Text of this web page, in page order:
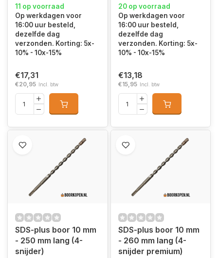
11 op voorraad
Op werkdagen voor
16:00 uur besteld,
dezelfde dag
verzonden. Korting: 5x-
10% - 10x-15%
€17,31
€20,95 Incl. btw
20 op voorraad
Op werkdagen voor
16:00 uur besteld,
dezelfde dag
verzonden. Korting: 5x-
10% - 10x-15%
€13,18
€15,95 Incl. btw
SDS-plus boor 10 mm
- 250 mm lang (4-
snijder)
SDS-plus boor 10 mm
- 260 mm lang (4-
snijder premium)